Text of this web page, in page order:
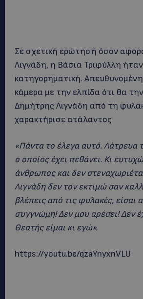
Σε σχετική ερώτησή όσον
Λιγνάδη, η Βάσια Τριφύλλη ήταν
κατηγορηματική.
κάμερα με την ελπίδα ότι θα
Δημήτρης Λιγνάδη από τη
χαρακτήρισε ατάλαντος
«Πάντα το έλεγα αυτό. Λάτρευα
ο οποίος έχει πεθάνει. Κι
άνθρωπος και δεν
Λιγνάδη δεν τον εκτιμώ σαν
βλέπεις από τις φυλακές, είσαι
συγγνώμη! Δεν μου αρέσει! Δεν
Θεατής είμαι κι εγώ».
https://youtu.be/qzaYnyxnVLU